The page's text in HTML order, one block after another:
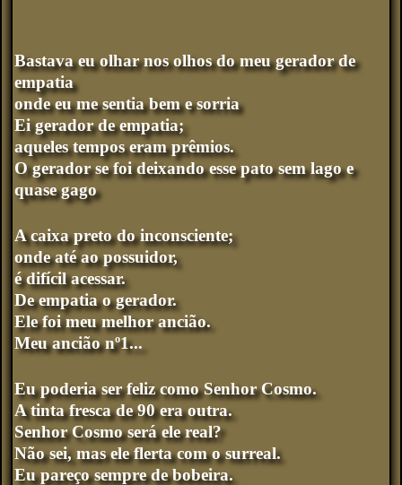
Bastava eu olhar nos olhos do meu gerador de
empatia
onde eu me sentia bem e sorria
Ei gerador de empatia;
aqueles tempos eram prêmios.
O gerador se foi deixando esse pato sem lago e
quase gago
A caixa preto do inconsciente;
onde até ao possuidor,
é difícil acessar.
De empatia o gerador.
Ele foi meu melhor ancião.
Meu ancião nº1...
Eu poderia ser feliz como Senhor Cosmo.
A tinta fresca de 90 era outra.
Senhor Cosmo será ele real?
Não sei, mas ele flerta com o surreal.
Eu pareço sempre de bobeira.